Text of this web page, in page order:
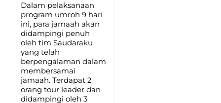
Dalam pelaksanaan
program umroh 9 hari
ini, para jamaah akan
didampingi penuh
oleh tim Saudaraku
yang telah
berpengalaman dalam
membersamai
jamaah. Terdapat 2
orang tour leader dan
didampingi oleh 3